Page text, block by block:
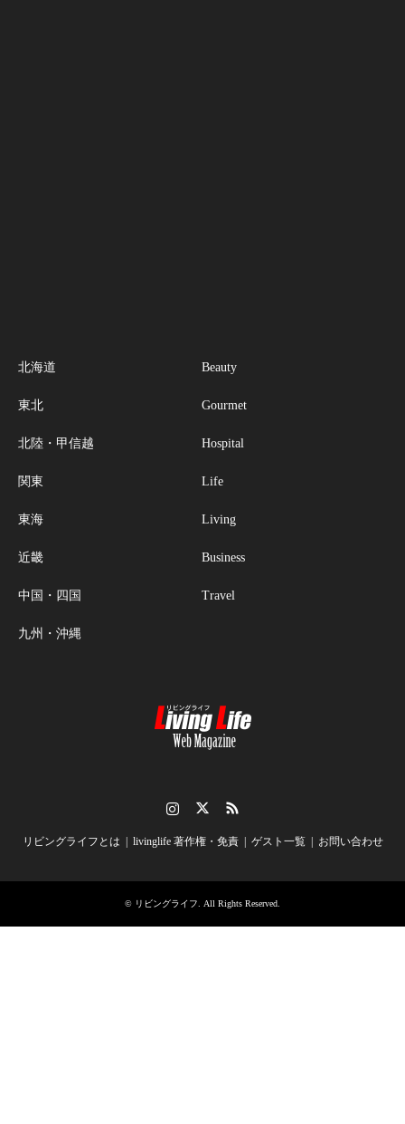
北海道
東北
北陸・甲信越
関東
東海
近畿
中国・四国
九州・沖縄
Beauty
Gourmet
Hospital
Life
Living
Business
Travel
リビングライフとは livinglife 著作権・免責 ゲスト一覧 お問い合わせ
© リビングライフ . All Rights Reserved.